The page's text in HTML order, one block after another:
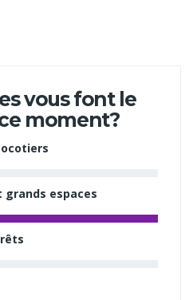
vous font le
moment?
espaces